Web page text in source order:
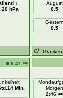
↓
hPa
August
0.5
Gestern
0.5
Grafiken
6:41 am
Min.
Morgen
2:46 am